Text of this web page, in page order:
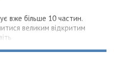
вже більше 10 частин.
великим відкритим